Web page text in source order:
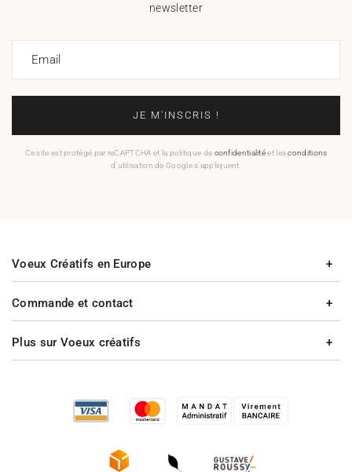
newsletter
Email
JE M'INSCRIS !
Ce site est protégé par reCAPTCHA et la politique de confidentialitéet lesconditions
d'utilisation de Google s'appliquent.
Commande et contact
Plus sur Voeux créatifs
Voeux Créatifs en Europe